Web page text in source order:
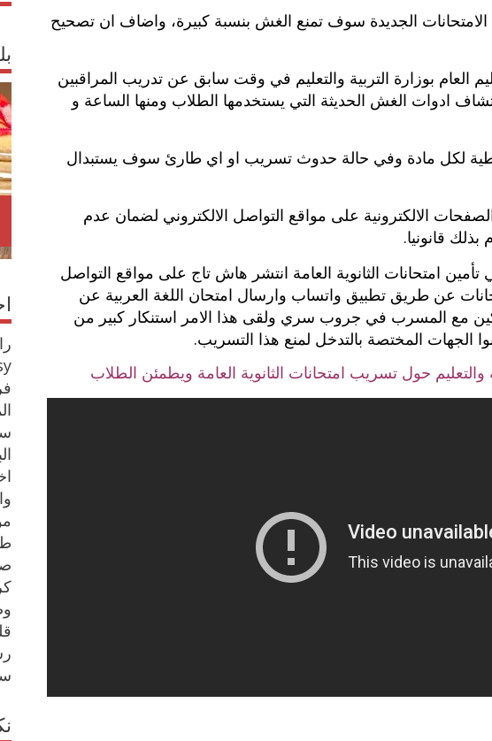
الامتحانات الجديدة سوف تمنع الغش بنسبة كبيرة، واضاف ان تصحيح
العام بوزارة التربية والتعليم في وقت سابق عن تدريب المراقبين
ادوات الغش الحديثة التي يستخدمها الطلاب ومنها الساعة و
لكل مادة وفي حالة حدوث تسريب او اي طارئ سوف يستبدال
الصفحات الالكترونية على مواقع التواصل الالكتروني لضمان عدم
قانونيا.
تأمين امتحانات الثانوية العامة انتشر هاش تاج على مواقع التواصل
عن طريق تطبيق واتساب وارسال امتحان اللغة العربية عن
مع المسرب في جروب سري ولقى هذا الامر استنكار كبير من
الجهات المختصة بالتدخل لمنع هذا التسريب.
والتعليم حول تسريب امتحانات الثانوية العامة ويطمئن الطلاب
وصفات أكلات عيد راس السنة الميلادية
والميلاد المجيد الكريسما...
المولد النبوي مع